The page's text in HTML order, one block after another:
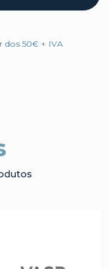
dos 50€ + IVA